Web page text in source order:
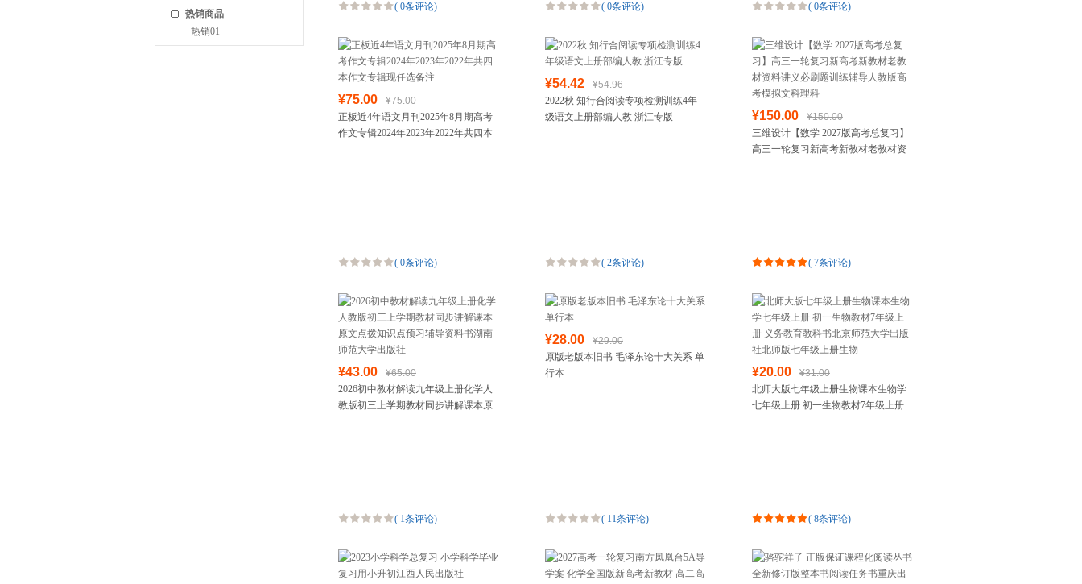
热销商品
热销01
( 0条评论) ( 0条评论) ( 0条评论)
¥75.00
¥75.00
正板近4年语文月刊2025年8月期高考
作文专辑2024年2023年2022年共四本
( 0条评论)
¥54.42
¥54.96
2022秋 知行合阅读专项检测训练4年
级语文上册部编人教 浙江专版
( 2条评论)
¥150.00
¥150.00
三维设计【数学 2027版高考总复习】
高三一轮复习新高考新教材老教材资
( 7条评论)
¥43.00
¥65.00
2026初中教材解读九年级上册化学人
教版初三上学期教材同步讲解课本原
( 1条评论)
¥28.00
¥29.00
原版老版本旧书 毛泽东论十大关系 单
行本
( 11条评论)
¥20.00
¥31.00
北师大版七年级上册生物课本生物学
七年级上册 初一生物教材7年级上册
( 8条评论)